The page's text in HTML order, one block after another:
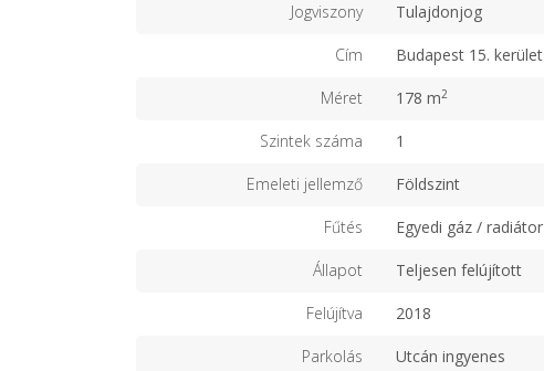
Jogviszony Tulajdonjog
Cím Budapest 15. kerület
Méret 178 m2
Szintek száma 1
Emeleti jellemző Földszint
Fűtés Egyedi gáz / radiátor
Állapot Teljesen felújított
Felújítva 2018
Parkolás Utcán ingyenes